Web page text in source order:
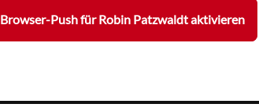
Browser-Push für Robin Patzwaldt aktivieren